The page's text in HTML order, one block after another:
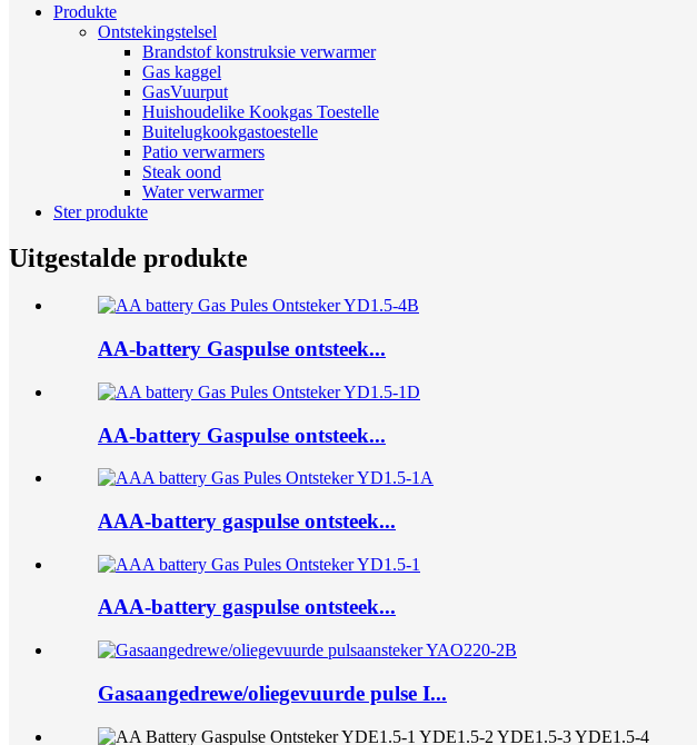
Produkte
Ontstekingstelsel
Brandstof konstruksie verwarmer
Gas kaggel
GasVuurput
Huishoudelike Kookgas Toestelle
Buitelugkookgastoestelle
Patio verwarmers
Steak oond
Water verwarmer
Ster produkte
Uitgestalde produkte
AA-battery Gaspulse ontsteek...
AA-battery Gaspulse ontsteek...
AAA-battery gaspulse ontsteek...
AAA-battery gaspulse ontsteek...
Gasaangedrewe/oliegevuurde pulse I...